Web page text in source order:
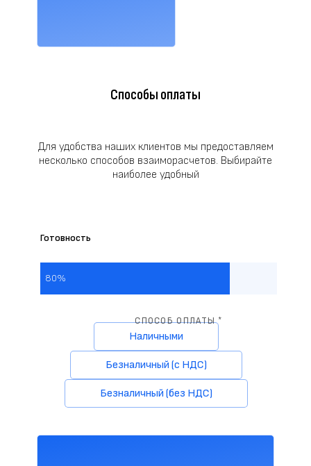
Способы оплаты
Для удобства наших клиентов мы предоставляем
несколько способов взаиморасчетов. Выбирайте
наиболее удобный
Готовность
80%
СПОСОБ ОПЛАТЫ *
Наличными
Безналичный (с НДС)
Безналичный (без НДС)